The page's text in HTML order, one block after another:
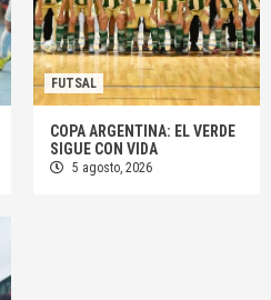
FUTSAL
COPA ARGENTINA: EL VERDE
SIGUE CON VIDA
5 agosto, 2026